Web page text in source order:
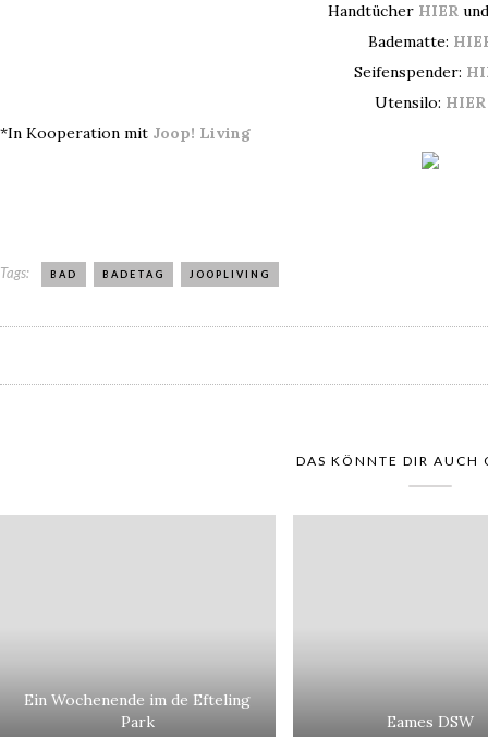
Handtücher HIER
Badematte:
Seifenspender:
Utensilo: HIER
*In Kooperation mit Joop! Living
Tags: BAD BADETAG JOOPLIVING
DAS KÖNNTE DIR AUCH
Ein Wochenende im de Efteling
Park
Eames DSW